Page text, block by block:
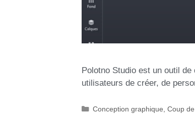
Polotno Studio est un outil
utilisateurs de créer, de
Conception graphique Coup